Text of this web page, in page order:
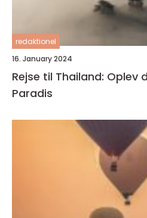
redaktionel
16. January 2024
Rejse til Thailand: Oplev
Paradis